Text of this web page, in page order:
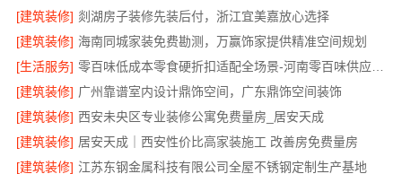
[建筑装修] 剡湖房子装修先装后付，浙江宜美嘉放心选择
[建筑装修] 海南同城家装免费勘测，万赢饰家提供精准空间规划
[生活服务]
零百味低成本零食硬折扣适配全场景-河南零百味供应链有限公司
[建筑装修] 广州靠谱室内设计鼎饰空间，广东鼎饰空间装饰
[建筑装修] 西安未央区专业装修公寓免费量房_居安天成
[建筑装修] 居安天成｜西安性价比高家装施工 改善房免费量房
[建筑装修] 江苏东钢金属科技有限公司全屋不锈钢定制生产基地